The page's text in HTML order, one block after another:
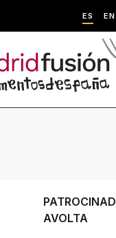
ES EN
AVOLTA